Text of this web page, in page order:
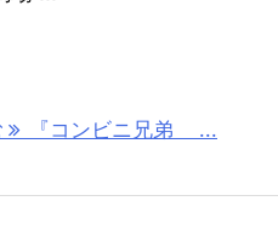
『コンビニ兄弟 ...